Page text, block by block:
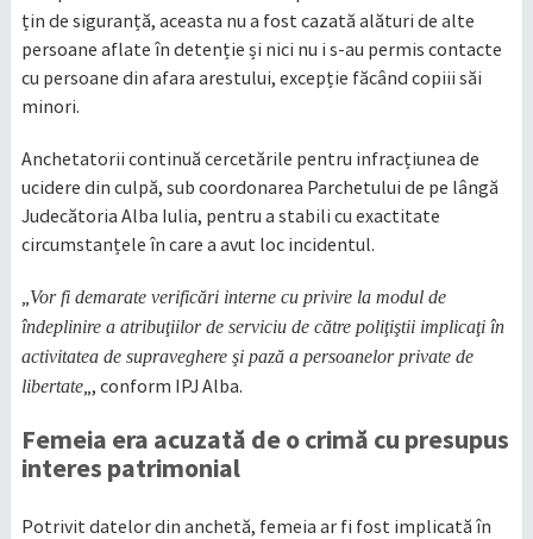
țin de siguranță, aceasta nu a fost cazată alături de alte
persoane aflate în detenție și nici nu i s-au permis contacte
cu persoane din afara arestului, excepție făcând copiii săi
minori.
Anchetatorii continuă cercetările pentru infracțiunea de
ucidere din culpă, sub coordonarea Parchetului de pe lângă
Judecătoria Alba Iulia, pentru a stabili cu exactitate
circumstanțele în care a avut loc incidentul.
Vor fi demarate verificări interne cu privire la modul de
îndeplinire a atribuţiilor de serviciu de către poliţiştii implicaţi în
activitatea de supraveghere şi pază a persoanelor private de
libertate„, conform IPJ Alba.
Femeia era acuzată de o crimă cu presupus
interes patrimonial
Potrivit datelor din anchetă, femeia ar fi fost implicată în